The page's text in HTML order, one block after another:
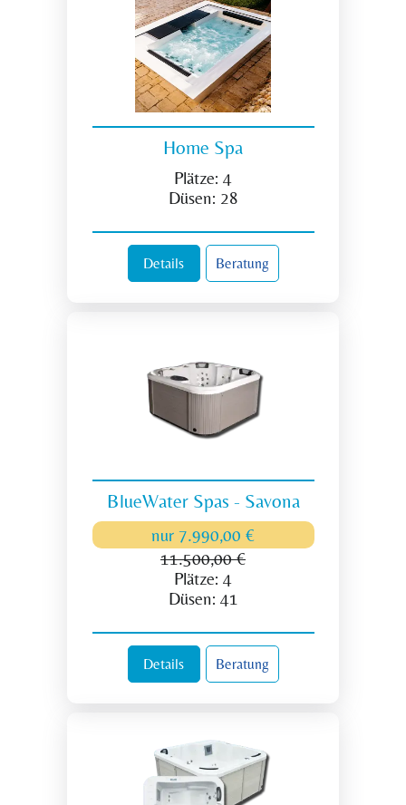
Home Spa
Plätze: 4
Düsen: 28
Details Beratung
BlueWater Spas - Savona
nur 7.990,00 €
11.500,00 €
Plätze: 4
Düsen: 41
Details Beratung